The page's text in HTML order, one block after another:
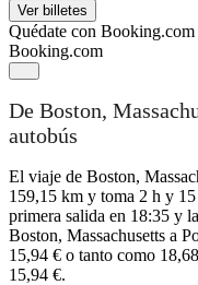
Ver billetes
Quédate con Booking.com
Booking.com
De Boston,
autobús
El viaje de Boston,
159,15 km y toma 2 h y
primera salida en 18:35 y
Boston, Massachusetts a
15,94 € o tanto como
15,94 €.